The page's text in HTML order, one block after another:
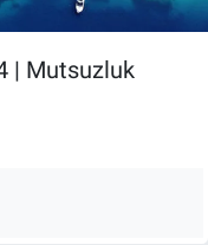
| Mutsuzluk